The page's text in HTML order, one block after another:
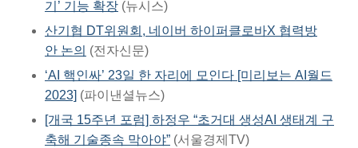
기’ 기능 확장 (뉴시스)
산기협 DT위원회, 네이버 하이퍼클로바X 협력방
안 논의 (전자신문)
‘AI 핵인싸’ 23일 한 자리에 모인다 [미리보는 AI월드
2023] (파이낸셜뉴스)
[개국 15주년 포럼] 하정우 “초거대 생성AI 생태계 구
축해 기술종속 막아야” (서울경제TV)